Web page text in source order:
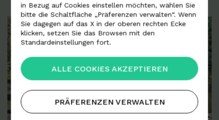
in Bezug auf Cookies einstellen möchten, wählen Sie
bitte die Schaltfläche „Präferenzen verwalten“. Wenn
Sie dagegen auf das X in der oberen rechten Ecke
klicken, setzen Sie das Browsen mit den
Standardeinstellungen fort.
ALLE COOKIES AKZEPTIEREN
PRÄFERENZEN VERWALTEN